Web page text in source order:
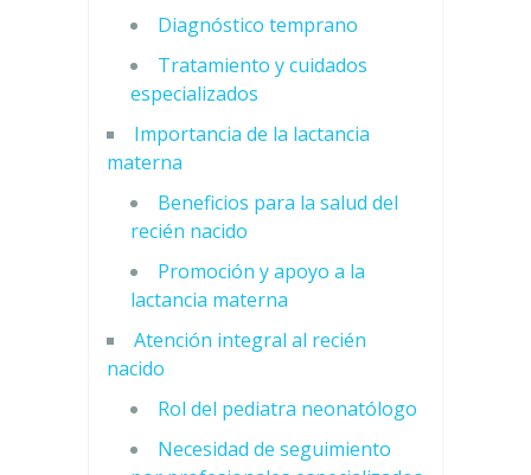
Diagnóstico temprano
Tratamiento y cuidados
especializados
Importancia de la lactancia
materna
Beneficios para la salud del
recién nacido
Promoción y apoyo a la
lactancia materna
Atención integral al recién
nacido
Rol del pediatra neonatólogo
Necesidad de seguimiento